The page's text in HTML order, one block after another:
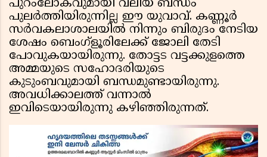
പുറംലോകവുമായി വലിയ ബന്ധം
പുലർത്തിയിരുന്നില്ല ഈ യുവാവ്. കണ്ണൂർ
സർവകലാശാലയിൽ നിന്നും ബിരുദം നേടിയ
ശേഷം ബെംഗ്ളൂരിലേക്ക് ജോലി തേടി
പോവുകയായിരുന്നു. തോട്ടട വട്ടക്കുളത്തെ
അമ്മയുടെ സഹോദരിയുടെ
കുടുംബവുമായി ബന്ധമുണ്ടായിരുന്നു.
അവധിക്കാലത്ത് വന്നാൽ
ഇവിടെയായിരുന്നു കഴിഞ്ഞിരുന്നത്.